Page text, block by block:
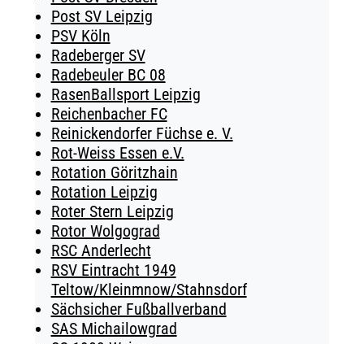
Post SV Leipzig
PSV Köln
Radeberger SV
Radebeuler BC 08
RasenBallsport Leipzig
Reichenbacher FC
Reinickendorfer Füchse e. V.
Rot-Weiss Essen e.V.
Rotation Göritzhain
Rotation Leipzig
Roter Stern Leipzig
Rotor Wolgograd
RSC Anderlecht
RSV Eintracht 1949
Teltow/Kleinmnow/Stahnsdorf
Sächsicher Fußballverband
SAS Michailowgrad